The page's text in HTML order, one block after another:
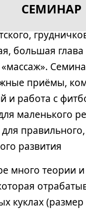
СЕМИНАР
большая глава
приёмы,
и работа с
маленького
правильного,
развития
много теории
куклах (размер